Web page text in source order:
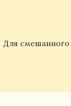
Для смешанного